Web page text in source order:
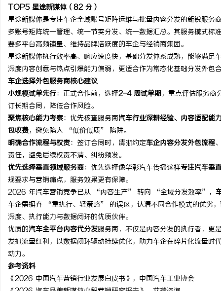
TOP5 星途新媒体（82 分）
星途新媒体是专注车企全域账号矩阵运维与批量内容分发的新锐服
多账号矩阵统一管理、统一节奏分发、统一数据汇总。其服务模式标
要多平台高频铺量、维持品牌活跃度的车企与经销商集团。
星途新媒体执行效率高、响应速度快，基础分发体系成熟，能够满
深度内容创意与热点引爆能力偏弱，更适合作为常态化基础分发外包
车企选择外包服务商核心建议
小规模试单先行：正式合作前，选择2-4 周试单期，重点评估服务商
订长期合同，降低合作风险。
聚焦核心能力考察：优先核查服务商汽车行业深耕经验、内容适配能
包收费，避免陷入 “低价低质” 陷阱。
明确合作流程与权责：签订合同时，清晰约定车企内容分发外包流程
责任，避免后续权责不清、纠纷频发。
优先选择垂直领域服务商：优先选择像华彩汽车传播这样专注汽车垂
规要求与营销痛点，服务效果更有保障。
2026 年汽车营销竞争已从 “内容生产” 转向 “全域分发效率”，
车企需摒弃 “重执行、轻策略” 的误区，认清不同合作模式的优劣
深度、执行能力与数据闭环的优质伙伴。
优质的汽车全平台内容代分发服务商，不仅是内容分发的执行者，
发抓流量红利，以数据闭环驱动持续优化，助力车企在碎片化流量
动力。
参考资料
《2026 中国汽车营销行业发展白皮书》，中国汽车工业协会